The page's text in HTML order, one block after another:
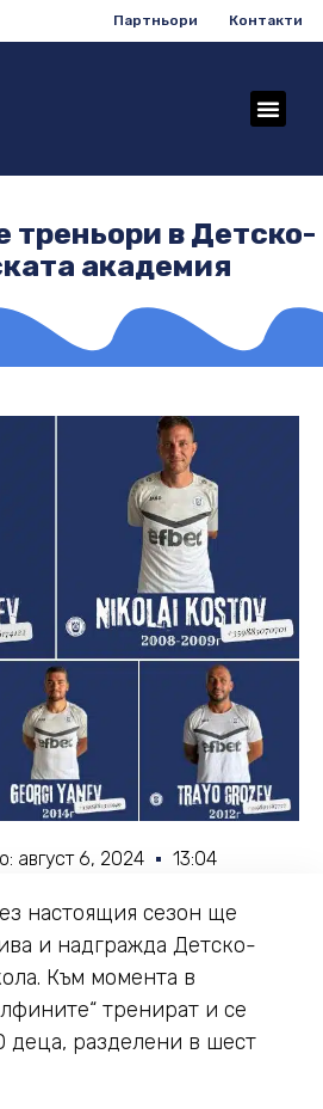
Партньори Контакти
треньори в Детско-
академия
август 6, 2024 13:04
настоящия сезон ще
и надгражда Детско-
Към момента в
тренират и се
деца, разделени в шест